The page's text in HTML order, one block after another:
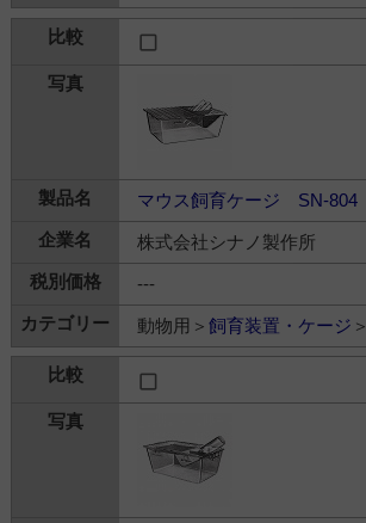
マウス飼育ケージ SN-804
株式会社シナノ製作所
---
動物用＞ 飼育装置・ケージ ＞